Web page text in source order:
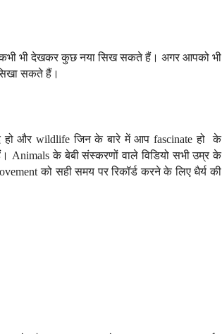
कभी भी देखकरकुछ नयासिख सकते हैं। अगर आपको भी
सकते हैं ।
और wildlife जिन के बारे में आप fascinate हो के
। Animals के बेबीसंस्करणों वाले विडियो सभी उम्र के
को सही समय पर रिकॉर्ड करने के लिएधैर्य की